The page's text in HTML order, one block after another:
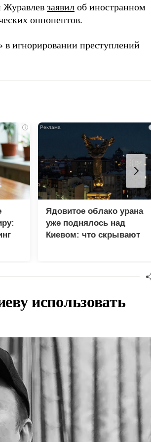
Журавлев заявил об иностранном
оппонентов.
в игнорировании преступлений
i
Ядовитое облако урана
уже поднялось над
Киевом: что скрывают
использовать